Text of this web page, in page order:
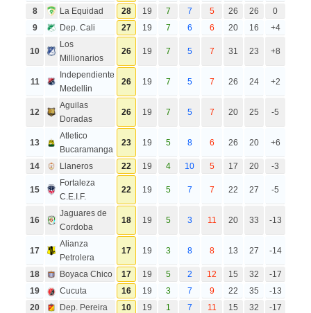
8 La Equidad 28 19 7 7 5 26 26
0
9
Dep. Cali 27 19 7 6 6 20 16 +4
10
Los
Millionarios
26 19 7 5 7 31 23 +8
11
Independiente
Medellin
26 19 7 5 7 26 24 +2
12
Aguilas
Doradas
26 19 7 5 7 20 25 -5
13
Atletico
Bucaramanga
23 19 5 8 6 26 20 +6
14 Llaneros 22 19 4 10 5 17 20 -3
15
Fortaleza
C.E.I.F.
22 19 5 7 7 22 27 -5
16
Jaguares de
Cordoba
18 19 5 3 11 20 33 -13
17
Alianza
Petrolera
17 19 3 8 8 13 27 -14
18 Boyaca Chico 17 19 5 2 12 15 32
-17
19
Cucuta 16 19 3 7 9 22 35
-13
20
Dep. Pereira 10 19 1 7 11 15 32 -17